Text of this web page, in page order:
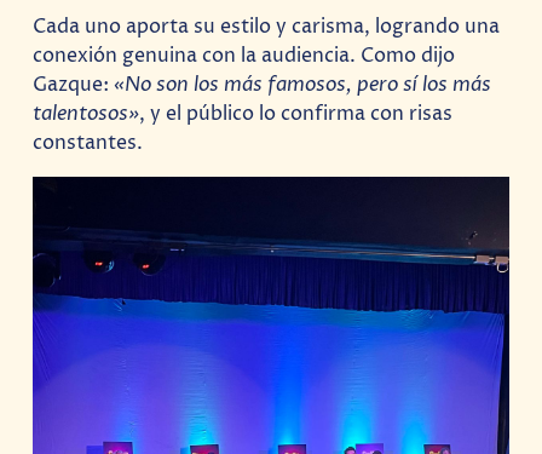
Cada uno aporta su estilo y carisma, logrando una
conexión genuina con la audiencia. Como dijo
Gazque:«No son los más famosos, pero sí los más
talentosos», y el público lo confirma con risas
constantes.